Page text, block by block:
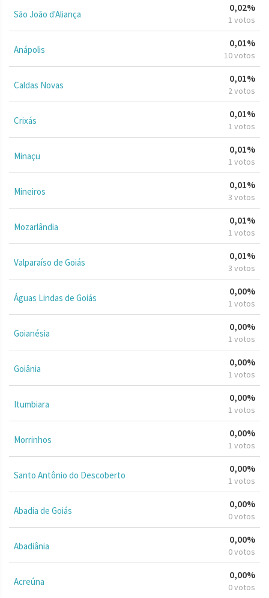
São João d'Aliança
0,02%
1 votos
Anápolis
0,01%
10 votos
Caldas Novas
0,01%
2 votos
Crixás
0,01%
1 votos
Minaçu
0,01%
1 votos
Mineiros
0,01%
3 votos
Mozarlândia
0,01%
1 votos
Valparaíso de Goiás
0,01%
3 votos
Águas Lindas de Goiás
0,00%
1 votos
Goianésia
0,00%
1 votos
Goiânia
0,00%
1 votos
Itumbiara
0,00%
1 votos
Morrinhos
0,00%
1 votos
Santo Antônio do Descoberto
0,00%
1 votos
Abadia de Goiás
0,00%
0 votos
Abadiânia
0,00%
0 votos
Acreúna
0,00%
0 votos